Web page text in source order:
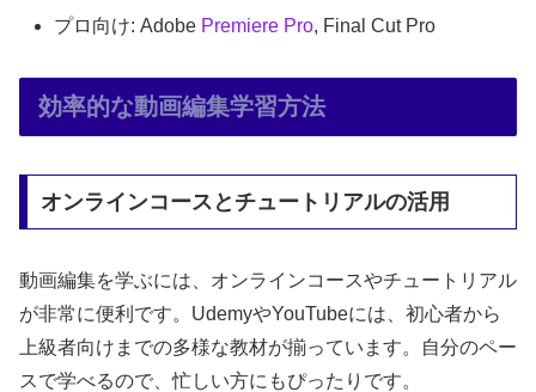
プロ向け: Adobe Premiere Pro, Final Cut Pro
効率的な動画編集学習方法
オンラインコースとチュートリアルの活用
動画編集を学ぶには、オンラインコースやチュートリアル
が非常に便利です。UdemyやYouTubeには、初心者から
上級者向けまでの多様な教材が揃っています。自分のペー
スで学べるので、忙しい方にもぴったりです。